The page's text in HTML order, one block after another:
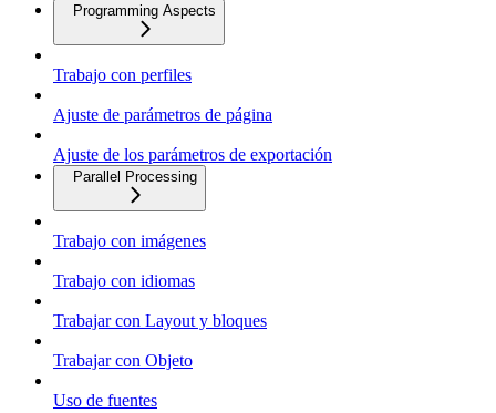
Programming Aspects
Trabajo con perfiles
Ajuste de parámetros de página
Ajuste de los parámetros de exportación
Parallel Processing
Trabajo con imágenes
Trabajo con idiomas
Trabajar con Layout y bloques
Trabajar con Objeto
Uso de fuentes